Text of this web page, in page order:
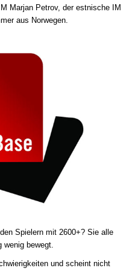
Marjan Petrov, der estnische IM
aus Norwegen.
Spielern mit 2600+? Sie alle
wenig bewegt.
und scheint nicht